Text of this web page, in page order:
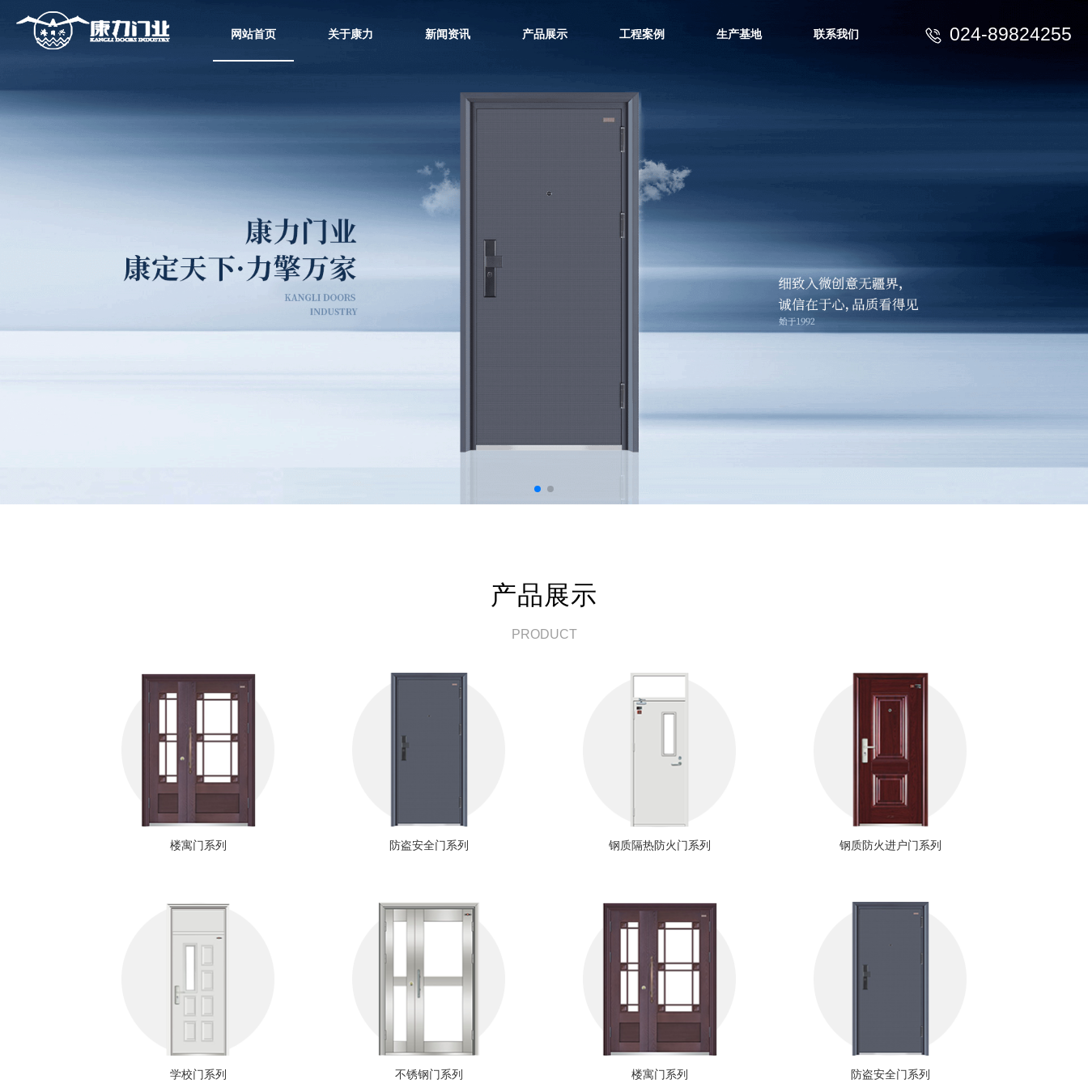
网站首页 关于康力 新闻资讯 产品展示 工程案例 生产基地 联系我们 024-89824255
产品展示
PRODUCT
楼寓门系列 防盗安全门系列 钢质隔热防火门系列 钢质防火进户门系列
学校门系列 不锈钢门系列 楼寓门系列 防盗安全门系列